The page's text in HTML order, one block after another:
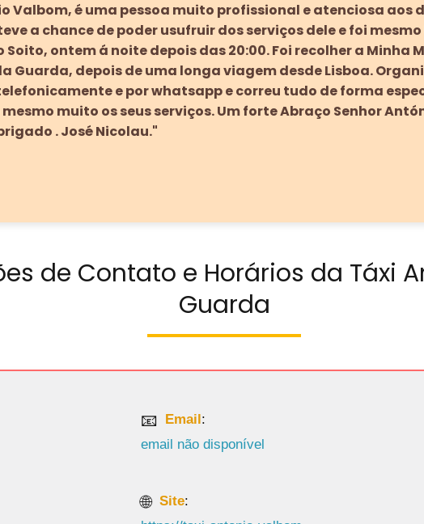
Valbom, é uma pessoa muito profissional e atenciosa aos
a chance de poder usufruir dos serviços dele e foi
Soito, ontem á noite depois das 20:00. Foi recolher a Minha
Guarda, depois de uma longa viagem desde Lisboa.
e por whatsapp e correu tudo de forma
muito os seus serviços. Um forte Abraço Senhor
. José Nicolau."
de Contato e Horários da Táxi
Guarda
Email :
email não disponível
Site: